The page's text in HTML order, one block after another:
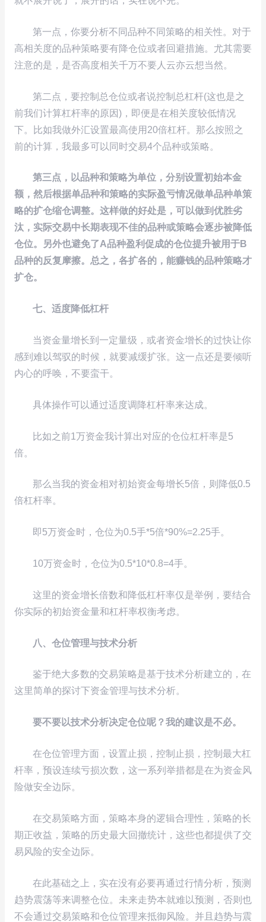
第一点，你要分析不同品种不同策略的相关性。对于
高相关度的品种策略要有降仓位或者回避措施。尤其需要
注意的是，是否高度相关千万不要人云亦云想当然。
第二点，要控制总仓位或者说控制总杠杆(这也是之
前我们计算杠杆率的原因)，即便是在相关度较低情况
下。比如我做外汇设置最高使用20倍杠杆。那么按照之
前的计算，我最多可以同时交易4个品种或策略。
第三点，以品种和策略为单位，分别设置初始本金
额，然后根据单品种和策略的实际盈亏情况做单品种单策
略的扩仓缩仓调整。这样做的好处是，可以做到优胜劣
汰，实际交易中长期表现不佳的品种或策略会逐步被降低
仓位。另外也避免了A品种盈利促成的仓位提升被用于B
品种的反复摩擦。总之，各扩各的，能赚钱的品种策略才
扩仓。
七、适度降低杠杆
当资金量增长到一定量级，或者资金增长的过快让你
感到难以驾驭的时候，就要减缓扩张。这一点还是要倾听
内心的呼唤，不要蛮干。
具体操作可以通过适度调降杠杆率来达成。
比如之前1万资金我计算出对应的仓位杠杆率是5
倍。
那么当我的资金相对初始资金每增长5倍，则降低0.5
倍杠杆率。
即5万资金时，仓位为0.5手*5倍*90%=2.25手。
10万资金时，仓位为0.5*10*0.8=4手。
这里的资金增长倍数和降低杠杆率仅是举例，要结合
你实际的初始资金量和杠杆率权衡考虑。
八、仓位管理与技术分析
鉴于绝大多数的交易策略是基于技术分析建立的，在
这里简单的探讨下资金管理与技术分析。
要不要以技术分析决定仓位呢？我的建议是不必。
在仓位管理方面，设置止损，控制止损，控制最大杠
杆率，预设连续亏损次数，这一系列举措都是在为资金风
险做安全边际。
在交易策略方面，策略本身的逻辑合理性，策略的长
期正收益，策略的历史最大回撤统计，这些也都提供了交
易风险的安全边际。
在此基础之上，实在没有必要再通过行情分析，预测
趋势震荡等来调整仓位。未来走势本就难以预测，否则也
不会通过交易策略和仓位管理来抵御风险。并且趋势与震